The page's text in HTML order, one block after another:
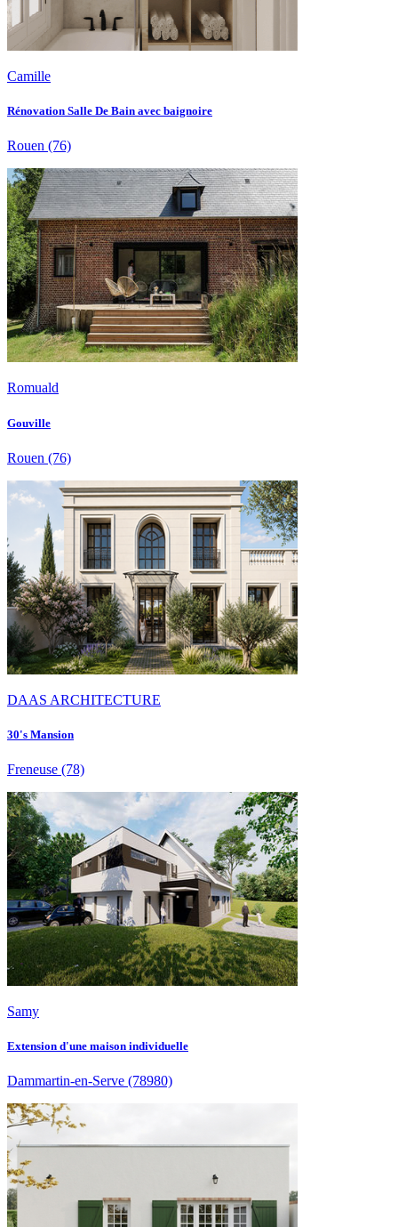
Camille
Rénovation Salle De Bain avec baignoire
Rouen (76)
Romuald
Gouville
Rouen (76)
DAAS ARCHITECTURE
30's Mansion
Freneuse (78)
Samy
Extension d'une maison individuelle
Dammartin-en-Serve (78980)